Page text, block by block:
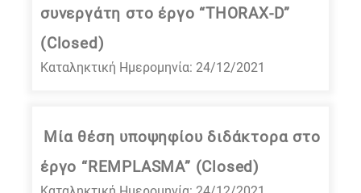
συνεργάτη στο έργο “THORAX-D”
(Closed)
Καταληκτική Ημερομηνία: 24/12/2021
Μία θέση υποψηφίου διδάκτορα στο
έργο “REMPLASMA” (Closed)